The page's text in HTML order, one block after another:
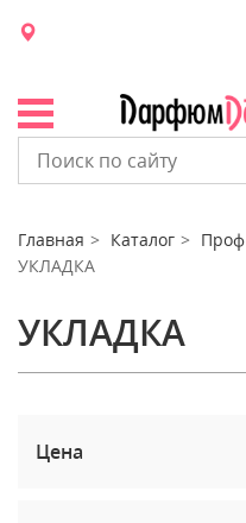
Главная Каталог Проф
УКЛАДКА
УКЛАДКА
Цена